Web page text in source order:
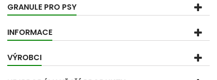
GRANULE PRO PSY
INFORMACE
VÝROBCI